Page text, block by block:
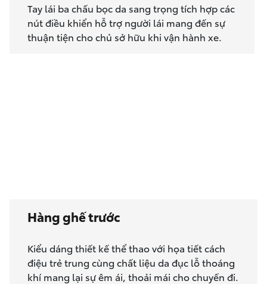
Tay lái ba chấu bọc da sang trọng tích hợp các
nút điều khiển hỗ trợ người lái mang đến sự
thuận tiện cho chủ sở hữu khi vận hành xe.
Hàng ghế trước
Kiểu dáng thiết kế thể thao với họa tiết cách
điệu trẻ trung cùng chất liệu da đục lỗ thoáng
khí mang lại sự êm ái, thoải mái cho chuyến đi.